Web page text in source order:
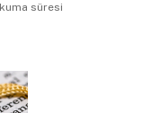
süresi